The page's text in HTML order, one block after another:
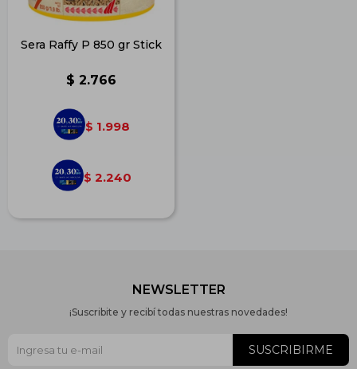
Sera Raffy P 850 gr Stick
$ 2.766
$ 1.998
$ 2.240
NEWSLETTER
¡Suscribite y recibí todas nuestras novedades!
SUSCRIBIRME